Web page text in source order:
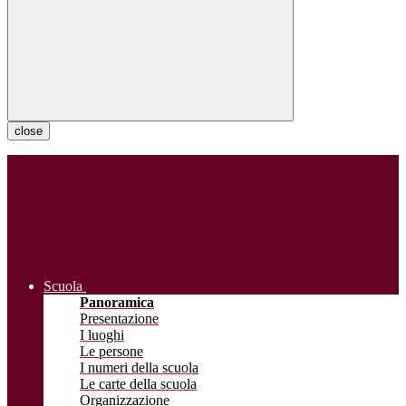
close
Scuola
Panoramica
Presentazione
I luoghi
Le persone
I numeri della scuola
Le carte della scuola
Organizzazione